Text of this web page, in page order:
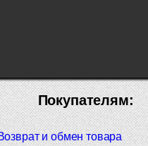
Покупателям:
и обмен товара